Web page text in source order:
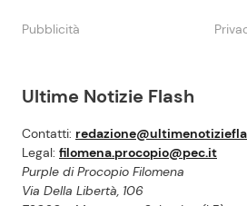
Ultime Notizie Flash
Contatti:
Legal: filomena.procopio@pec.it
Purple di Procopio Filomena
Via Della Libertà, 106
Pubblicità